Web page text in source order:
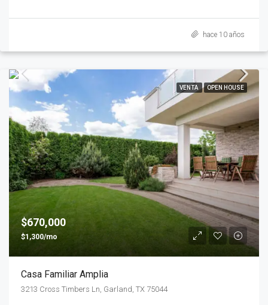
hace 10 años
VENTA OPEN HOUSE
$670,000
$1,300/mo
Casa Familiar Amplia
3213 Cross Timbers Ln, Garland, TX 75044